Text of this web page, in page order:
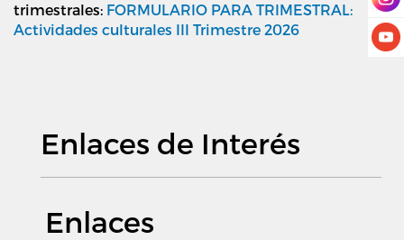
trimestrales: FORMULARIO PARA TRIMESTRAL:
Actividades culturales III Trimestre 2026
Enlaces de Interés
Enlaces